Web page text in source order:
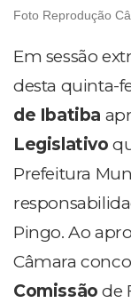
Foto Reprodução
Em sessão
desta quinta-
de Ibatiba
Legislativo
Prefeitura
Pingo. Ao
Câmara
Comissão de